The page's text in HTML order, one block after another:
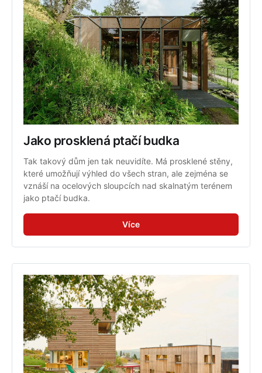
Jako prosklená ptačí budka
Tak takový dům jen tak neuvidíte. Má prosklené stěny,
které umožňují výhled do všech stran, ale zejména se
vznáší na ocelových sloupcích nad skalnatým terénem
jako ptačí budka.
Více